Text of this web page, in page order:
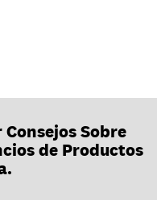
Sobre
de Productos